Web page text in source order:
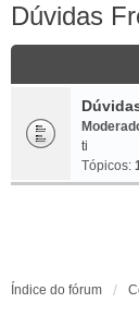
Dúvidas
ti
Tópicos:
Índice do fórum